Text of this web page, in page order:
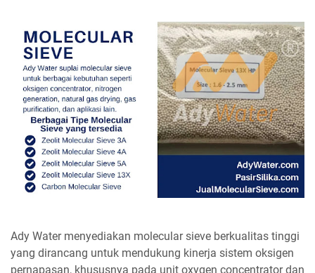
Ady Water menyediakan molecular sieve berkualitas tinggi
yang dirancang untuk mendukung kinerja sistem oksigen
pernapasan, khususnya pada unit oxygen concentrator dan